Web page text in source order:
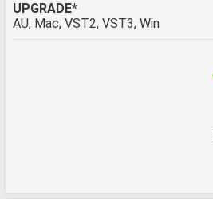
UPGRADE*
AU, Mac, VST2, VST3, Win